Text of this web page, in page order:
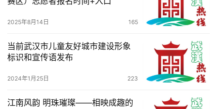
2025年8月14日 165
当前武汉市儿童友好城市建设形象
标识和宣传语发布
2024年1月25日 223
江南风韵 明珠璀璨——相映成趣的